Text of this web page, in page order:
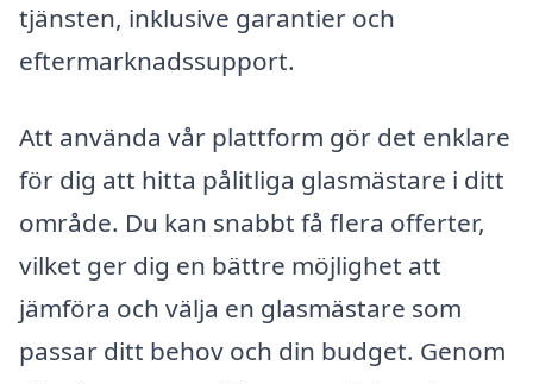
tjänsten, inklusive garantier och
eftermarknadssupport.
Att använda vår plattform gör det enklare
för dig att hitta pålitliga glasmästare i ditt
område. Du kan snabbt få flera offerter,
vilket ger dig en bättre möjlighet att
jämföra och välja en glasmästare som
passar ditt behov och din budget. Genom